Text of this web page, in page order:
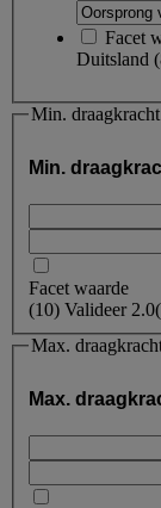
Facet
Duitsland
Min.
Min.
Facet waarde
(10) Valideer 2.0
Max.
Max.